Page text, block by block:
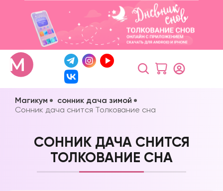
Магикум
сонник дача зимой
Сонник дача снится Толкование сна
СОННИК ДАЧА СНИТСЯ
ТОЛКОВАНИЕ СНА